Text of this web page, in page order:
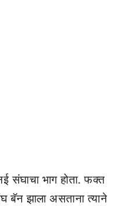
संघाचा भाग होता. फक्त
झाला असताना त्याने